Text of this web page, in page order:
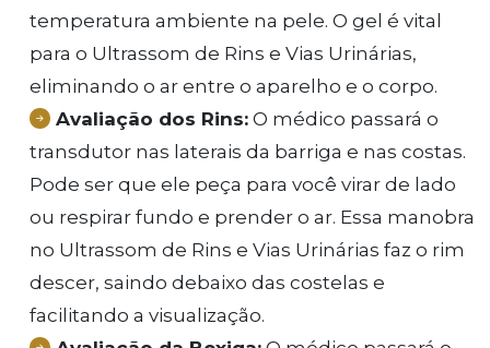
temperatura ambiente na pele. O gel é vital
para o Ultrassom de Rins e Vias Urinárias,
eliminando o ar entre o aparelho e o corpo.
Avaliação dos Rins: O médico passará o
transdutor nas laterais da barriga e nas costas.
Pode ser que ele peça para você virar de lado
ou respirar fundo e prender o ar. Essa manobra
no Ultrassom de Rins e Vias Urinárias faz o rim
descer, saindo debaixo das costelas e
facilitando a visualização.